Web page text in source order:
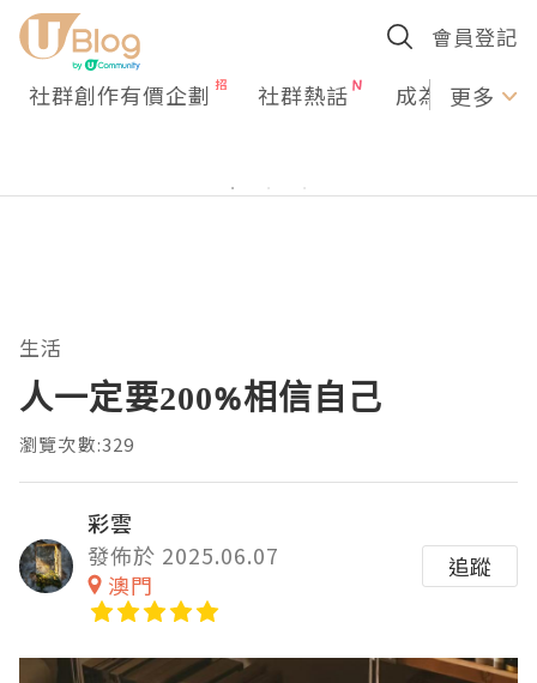
會員登記
社群創作有價企劃 社群熱話 成為U更多
生活
人一定要200%相信自己
瀏覽次數:329
彩雲
發佈於 2025.06.07
澳門
追蹤